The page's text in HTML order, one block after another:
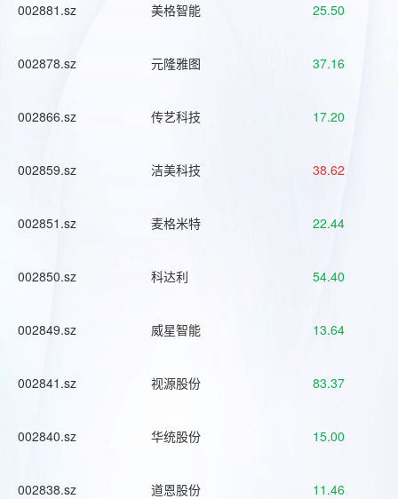
002881.sz 美格智能 25.50
002878.sz 元隆雅图 37.16
002866.sz 传艺科技 17.20
002859.sz 洁美科技 38.62
002851.sz 麦格米特 22.44
002850.sz 科达利 54.40
002849.sz 威星智能 13.64
002841.sz 视源股份 83.37
002840.sz 华统股份 15.00
002838.sz 道恩股份 11.46